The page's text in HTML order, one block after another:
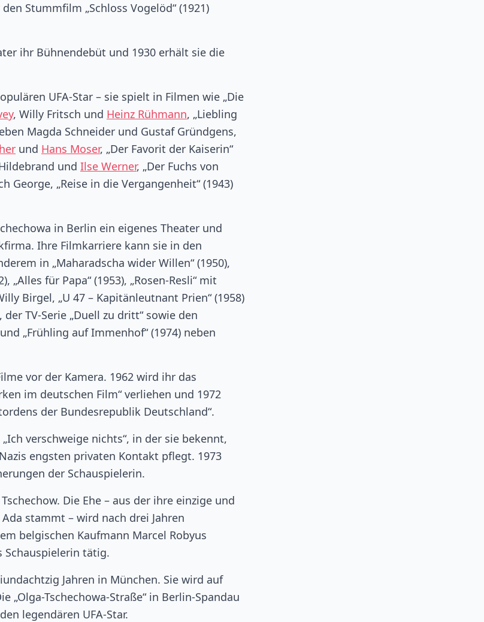
Stummfilm „Schloss Vogelöd“ (1921)
ihr Bühnendebüt und 1930 erhält sie die
UFA-Star – sie spielt in Filmen wie „Die
, Willy Fritsch und Heinz Rühmann, „Liebling
Magda Schneider und Gustaf Gründgens,
und Hans Moser, „Der Favorit der Kaiserin“
und Ilse Werner, „Der Fuchs von
George, „Reise in die Vergangenheit“ (1943)
in Berlin ein eigenes Theater und
Ihre Filmkarriere kann sie in den
in „Maharadscha wider Willen“ (1950),
„Alles für Papa“ (1953), „Rosen-Resli“ mit
Birgel, „U 47 – Kapitänleutnant Prien“ (1958)
TV-Serie „Duell zu dritt“ sowie den
„Frühling auf Immenhof“ (1974) neben
vor der Kamera. 1962 wird ihr das
im deutschen Film“ verliehen und 1972
der Bundesrepublik Deutschland“.
verschweige nichts“, in der sie bekennt,
engsten privaten Kontakt pflegt. 1973
der Schauspielerin.
Die Ehe – aus der ihre einzige und
stammt – wird nach drei Jahren
belgischen Kaufmann Marcel Robyus
Schauspielerin tätig.
Jahren in München. Sie wird auf
Tschechowa-Straße“ in Berlin-Spandau
legendären UFA-Star.